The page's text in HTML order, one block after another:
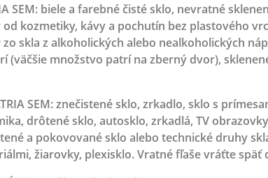
SEM: biele a farebné čisté sklo, nevratné
od kozmetiky, kávy a pochutín bez plastového
zo skla z alkoholických alebo nealkoholických
(väčšie množstvo patrí na zberný dvor),
SEM:znečistené sklo, zrkadlo, sklo s
drôtené sklo, autosklo, zrkadlá, TV
a pokovované sklo alebo technické druhy
žiarovky, plexisklo. Vratné fľaše vráťte späť